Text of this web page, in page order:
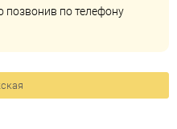
по телефону